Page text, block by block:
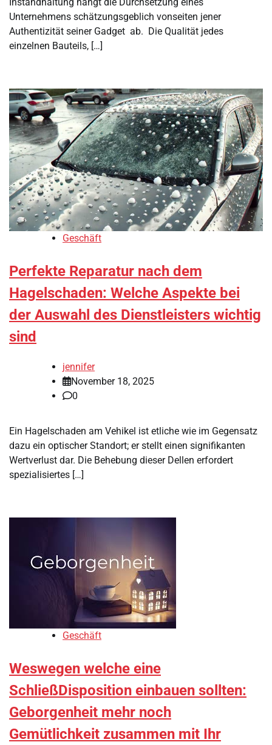
Unternehmens schätzungsgeblich vonseiten jener
Authentizität seiner Gadget ab. Die Qualität jedes
einzelnen Bauteils, […]
Geschäft
Perfekte Reparatur nach dem
Hagelschaden: Welche Aspekte bei
der Auswahl des Dienstleisters wichtig
sind
jennifer
November 18, 2025
0
Ein Hagelschaden am Vehikel ist etliche wie im Gegensatz
dazu ein optischer Standort; er stellt einen signifikanten
Wertverlust dar. Die Behebung dieser Dellen erfordert
spezialisiertes […]
Geschäft
Weswegen welche eine
SchließDisposition einbauen sollten:
Geborgenheit mehr noch
Gemütlichkeit zusammen mit Ihr